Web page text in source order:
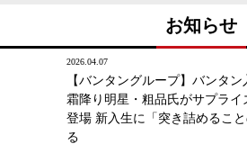
お知らせ
2026.04.07
【バンタングループ】バンタ
霜降り明星・粗品氏がサプライ
登場 新入生に「突き詰めるこ
る